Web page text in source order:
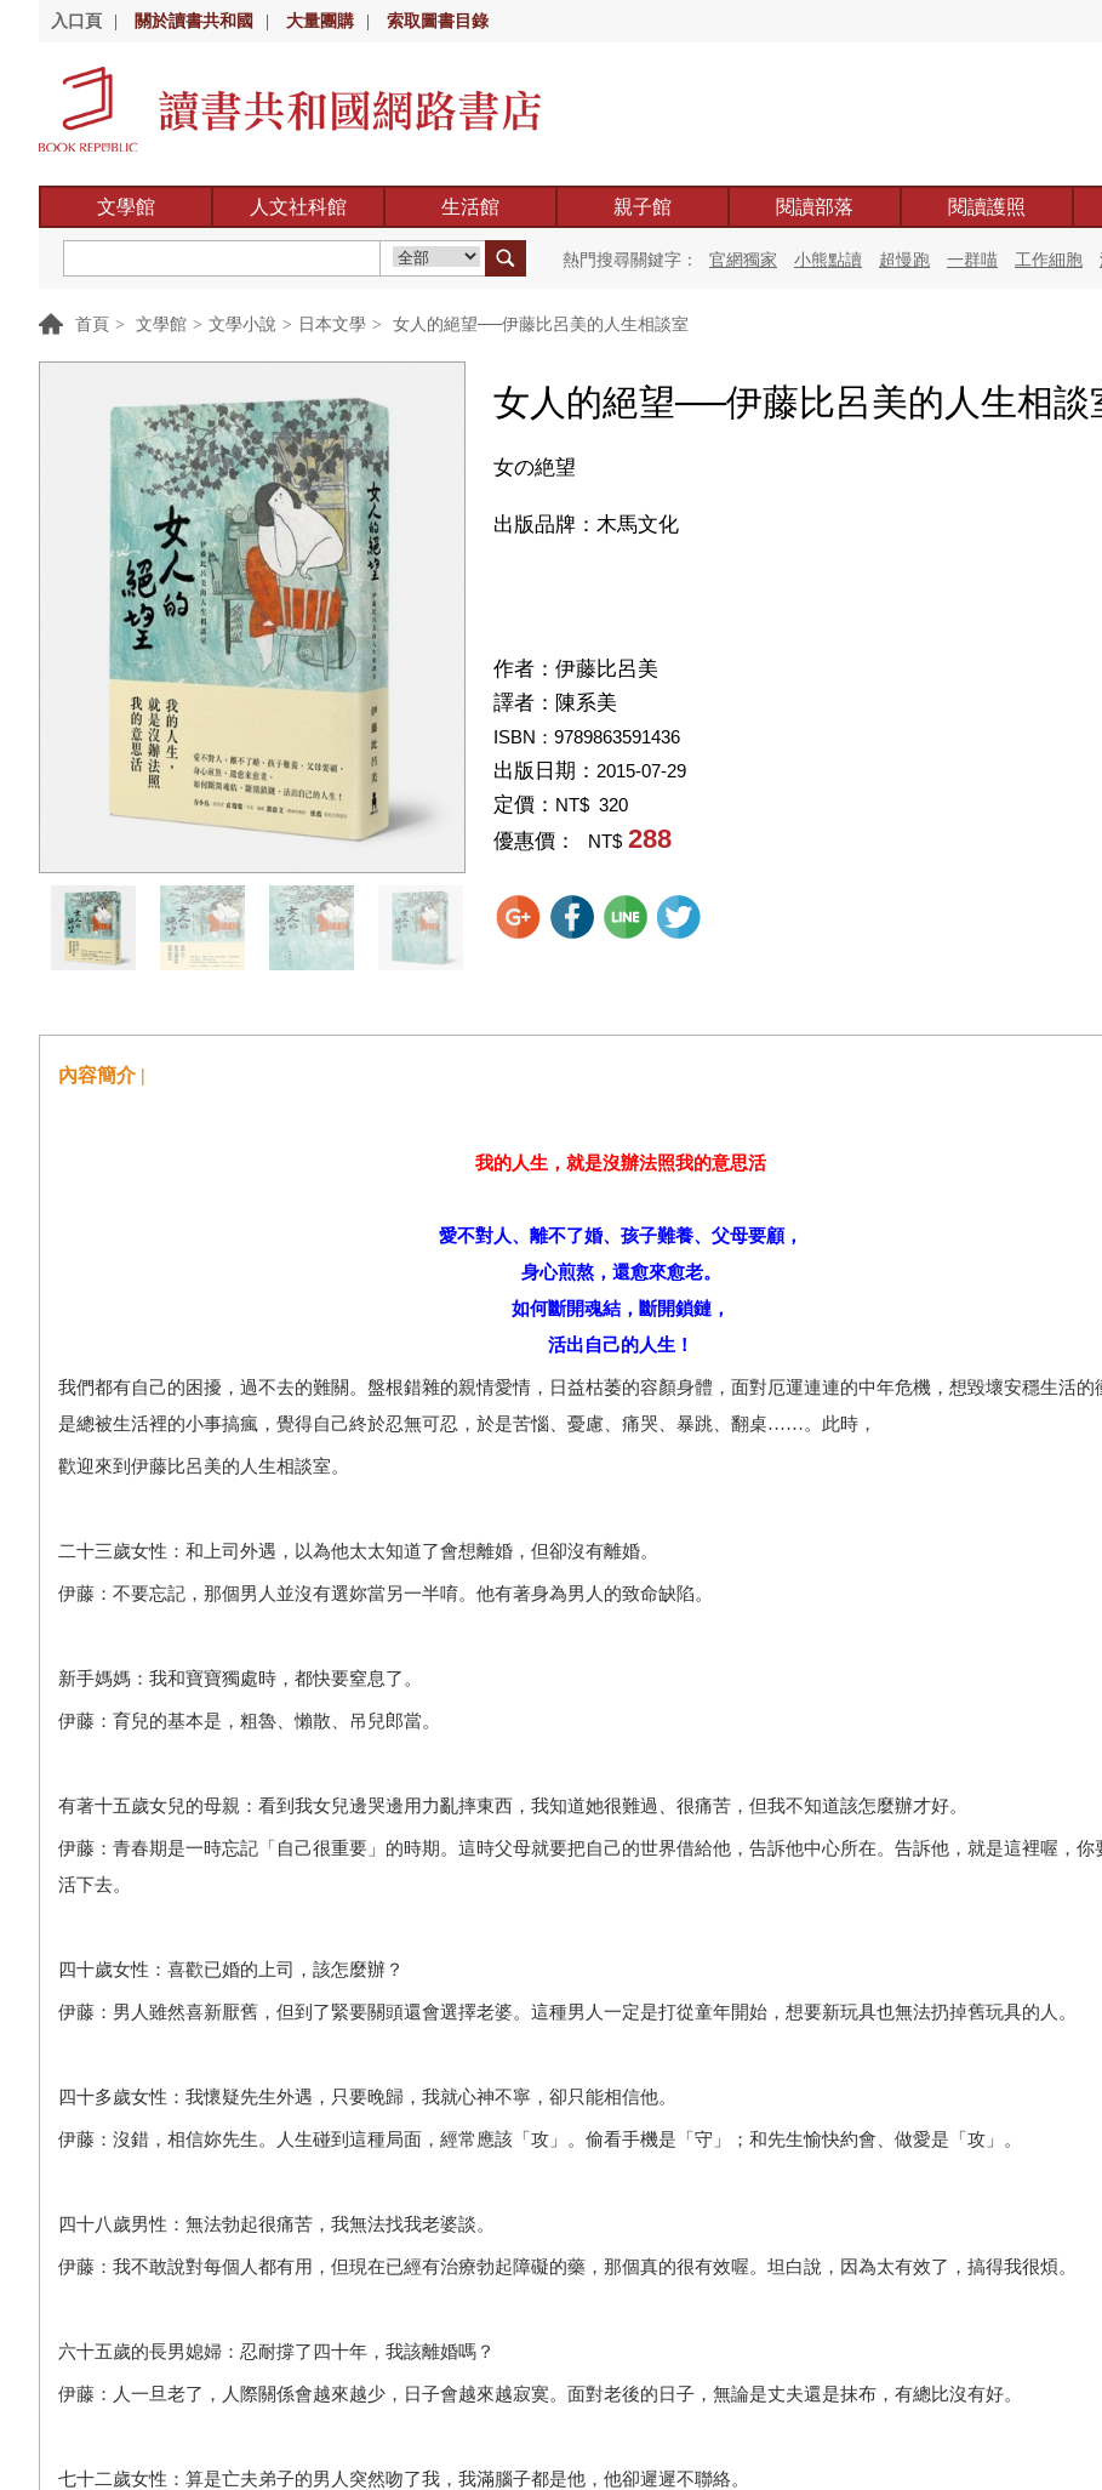
入口頁 關於讀書共和國 大量團購 索取圖書目錄
文學館 人文社科館 生活館 親子館 閱讀部落 閱讀護照
熱門搜尋關鍵字： 官網獨家 小熊點讀 超慢跑 一群喵 工作細胞
首頁 > 文學館 > 文學小說 > 日本文學 > 女人的絕望──伊藤比呂美的人生相談室
女人的絕望──伊藤比呂美的人生相談
女の絶望
出版品牌：木馬文化
作者： 伊藤比呂美
譯者： 陳系美
ISBN：9789863591436
出版日期： 2015-07-29
定價： NT$ 320
優惠價： NT$ 288
內容簡介 |
我的人生，就是沒辦法照我的意思活
愛不對人、離不了婚、孩子難養、父母要顧，
身心煎熬，還愈來愈老。
如何斷開魂結，斷開鎖鏈，
活出自己的人生！
我們都有自己的困擾，過不去的難關。盤根錯雜的親情愛情，日益枯萎的容顏身體，面對厄運連連的中年危機，想毀壞安穩生活的
是總被生活裡的小事搞瘋，覺得自己終於忍無可忍，於是苦惱、憂慮、痛哭、暴跳、翻桌……。此時，
歡迎來到伊藤比呂美的人生相談室。
二十三歲女性：和上司外遇，以為他太太知道了會想離婚，但卻沒有離婚。
伊藤：不要忘記，那個男人並沒有選妳當另一半唷。他有著身為男人的致命缺陷。
新手媽媽：我和寶寶獨處時，都快要窒息了。
伊藤：育兒的基本是，粗魯、懶散、吊兒郎當。
有著十五歲女兒的母親：看到我女兒邊哭邊用力亂摔東西，我知道她很難過、很痛苦，但我不知道該怎麼辦才好。
伊藤：青春期是一時忘記「自己很重要」的時期。這時父母就要把自己的世界借給他，告訴他中心所在。告訴他，就是這裡喔，你
活下去。
四十歲女性：喜歡已婚的上司，該怎麼辦？
伊藤：男人雖然喜新厭舊，但到了緊要關頭還會選擇老婆。這種男人一定是打從童年開始，想要新玩具也無法扔掉舊玩具的人。
四十多歲女性：我懷疑先生外遇，只要晚歸，我就心神不寧，卻只能相信他。
伊藤：沒錯，相信妳先生。人生碰到這種局面，經常應該「攻」。偷看手機是「守」；和先生愉快約會、做愛是「攻」。
四十八歲男性：無法勃起很痛苦，我無法找我老婆談。
伊藤：我不敢說對每個人都有用，但現在已經有治療勃起障礙的藥，那個真的很有效喔。坦白說，因為太有效了，搞得我很煩。
六十五歲的長男媳婦：忍耐撐了四十年，我該離婚嗎？
伊藤：人一旦老了，人際關係會越來越少，日子會越來越寂寞。面對老後的日子，無論是丈夫還是抹布，有總比沒有好。
七十二歲女性：算是亡夫弟子的男人突然吻了我，我滿腦子都是他，他卻遲遲不聯絡。